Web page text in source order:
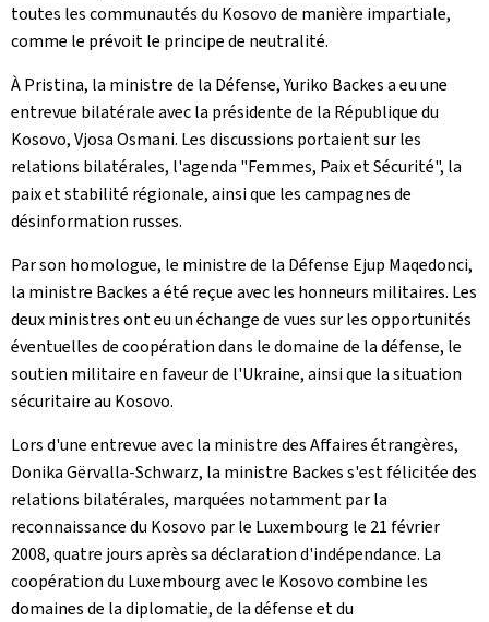
toutes les communautés du Kosovo de manière impartiale,
comme le prévoit le principe de neutralité.
À Pristina, la ministre de la Défense, Yuriko Backes a eu une
entrevue bilatérale avec la présidente de la République du
Kosovo, Vjosa Osmani. Les discussions portaient sur les
relations bilatérales, l'agenda "Femmes, Paix et Sécurité", la
paix et stabilité régionale, ainsi que les campagnes de
désinformation russes.
Par son homologue, le ministre de la Défense Ejup Maqedonci,
la ministre Backes a été reçue avec les honneurs militaires. Les
deux ministres ont eu un échange de vues sur les opportunités
éventuelles de coopération dans le domaine de la défense, le
soutien militaire en faveur de l'Ukraine, ainsi que la situation
sécuritaire au Kosovo.
Lors d'une entrevue avec la ministre des Affaires étrangères,
Donika Gërvalla-Schwarz, la ministre Backes s'est félicitée des
relations bilatérales, marquées notamment par la
reconnaissance du Kosovo par le Luxembourg le 21 février
2008, quatre jours après sa déclaration d'indépendance. La
coopération du Luxembourg avec le Kosovo combine les
domaines de la diplomatie, de la défense et du